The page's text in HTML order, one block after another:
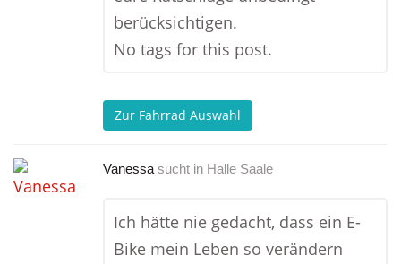
berücksichtigen.
No tags for this post.
Zur Fahrrad Auswahl
Vanessa sucht in Halle Saale
Ich hätte nie gedacht, dass ein E-
Bike mein Leben so verändern